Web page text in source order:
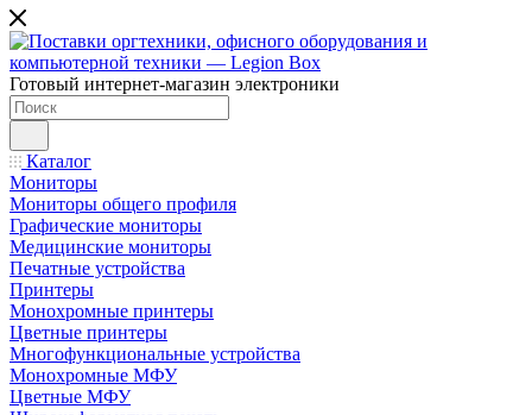
Готовый интернет-магазин электроники
Каталог
Мониторы
Мониторы общего профиля
Графические мониторы
Медицинские мониторы
Печатные устройства
Принтеры
Моноxромныe принтеры
Цвeтныe принтеры
Многофункциональные устройства
Монохромные МФУ
Цветные МФУ